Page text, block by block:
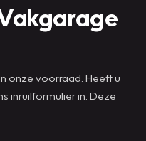
onze voorraad. Heeft u
inruilformulier in. Deze